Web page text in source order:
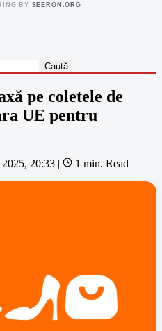
BY SEERON.ORG
pe coletele de
UE pentru
20:33 | 1 min. Read